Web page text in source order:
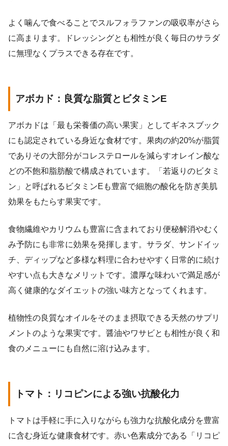
よく噛んで食べることでスルフォラファンの吸収率がさら
に高まります。ドレッシングとも相性が良く毎日のサラダ
に無理なくプラスできる存在です。
アボカド：良質な脂質とビタミンE
アボカドは「最も栄養価の高い果実」としてギネスブック
にも認定されている身近な食材です。果肉の約20%が脂質
でありその大部分がコレステロールを減らすオレイン酸な
どの不飽和脂肪酸で構成されています。「若返りのビタミ
ン」と呼ばれるビタミンEも豊富で細胞の酸化を防ぎ美肌
効果をもたらす果実です。
食物繊維やカリウムも豊富に含まれており便秘解消やむく
み予防にも非常に効果を発揮します。サラダ、サンドイッ
チ、ディップなど多様な料理に合わせやすく日常的に続け
やすい点も大きなメリットです。濃厚な味わいで満足感が
高く健康的なダイエットの強い味方となってくれます。
植物性の良質なオイルをそのまま摂取できる天然のサプリ
メントのような果実です。醤油やワサビとも相性が良く和
食のメニューにも自然に溶け込みます。
トマト：リコピンによる強い抗酸化力
トマトは手軽に手に入りながらも強力な抗酸化成分を豊富
に含む身近な健康食材です。赤い色素成分である「リコピ